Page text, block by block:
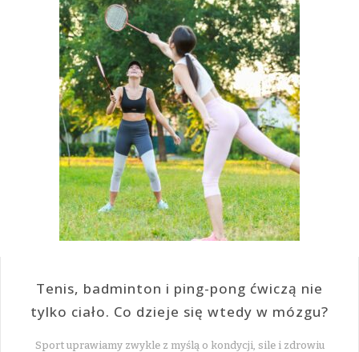
Tenis, badminton i ping-pong ćwiczą nie
tylko ciało. Co dzieje się wtedy w mózgu?
Sport uprawiamy zwykle z myślą o kondycji, sile i zdrowiu